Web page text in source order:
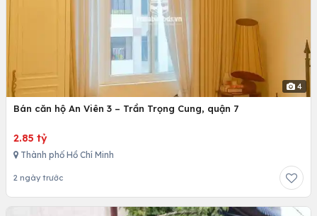
4
Bán căn hộ An Viên 3 – Trần Trọng Cung, quận 7
2.85 tỷ
Thành phố Hồ Chí Minh
2 ngày trước